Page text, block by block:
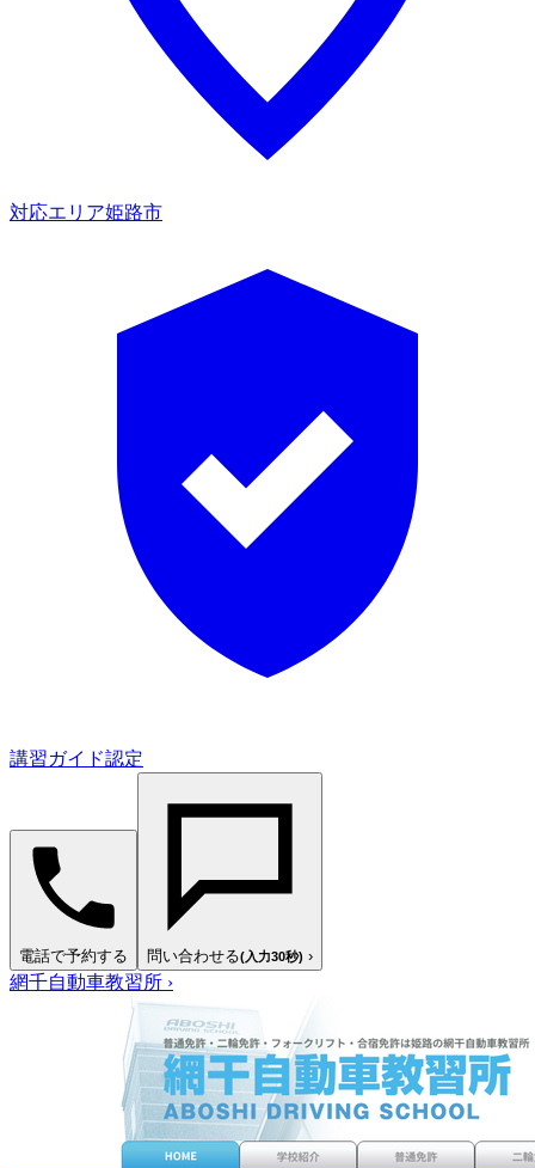
対応エリア姫路市
講習ガイド認定
電話で予約する 問い合わせる(入力30秒) ›
網千自動車教習所 ›